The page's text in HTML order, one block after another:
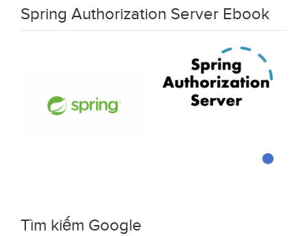
Spring Authorization Server Ebook
Tìm kiếm Google